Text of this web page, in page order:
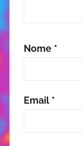
Nome *
Email *